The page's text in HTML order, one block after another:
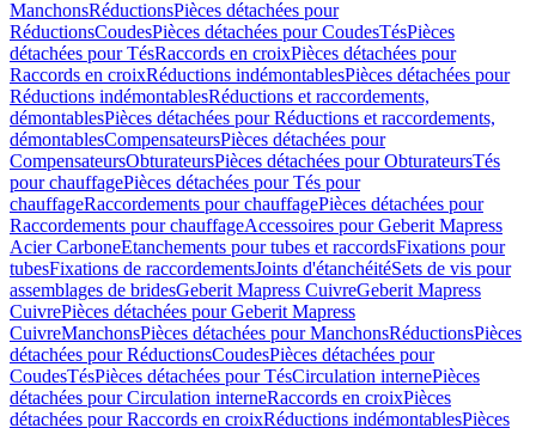
ManchonsRéductionsPièces détachées pour
RéductionsCoudesPièces détachées pour CoudesTésPièces
détachées pour TésRaccords en croixPièces détachées pour
Raccords en croixRéductions indémontablesPièces détachées pour
Réductions indémontablesRéductions et raccordements,
démontablesPièces détachées pour Réductions et raccordements,
démontablesCompensateursPièces détachées pour
CompensateursObturateursPièces détachées pour ObturateursTés
pour chauffagePièces détachées pour Tés pour
chauffageRaccordements pour chauffagePièces détachées pour
Raccordements pour chauffageAccessoires pour Geberit Mapress
Acier CarboneEtanchements pour tubes et raccordsFixations pour
tubesFixations de raccordementsJoints d'étanchéitéSets de vis pour
assemblages de bridesGeberit Mapress CuivreGeberit Mapress
CuivrePièces détachées pour Geberit Mapress
CuivreManchonsPièces détachées pour ManchonsRéductionsPièces
détachées pour RéductionsCoudesPièces détachées pour
CoudesTésPièces détachées pour TésCirculation internePièces
détachées pour Circulation interneRaccords en croixPièces
détachées pour Raccords en croixRéductions indémontablesPièces